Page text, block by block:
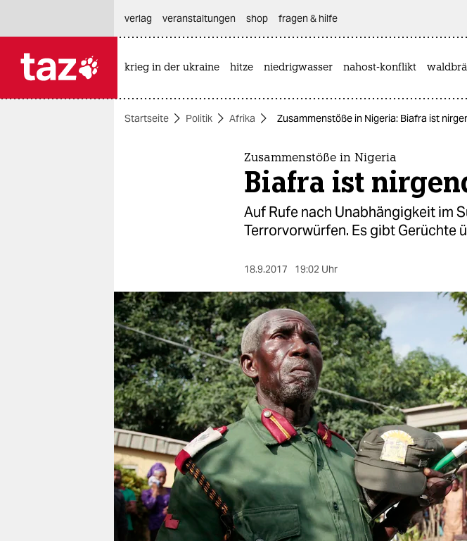
themen
berlin
nord
wahrheit
verlag
verlag
veranstaltungen
shop
fragen & hilfe
verlag
veranstaltungen shop fragen & hilfe
krieg in der ukraine hitze niedrigwasser nahost-konflikt
Startseite Politik Afrika Zusammenstöße in Nigeria: Biafra ist
Zusammenstöße in Nigeria
Biafra ist
Auf Rufe nach Unabhängigkeit im
Terrorvorwürfen. Es gibt Gerüchte
18.9.2017 19:02 Uhr